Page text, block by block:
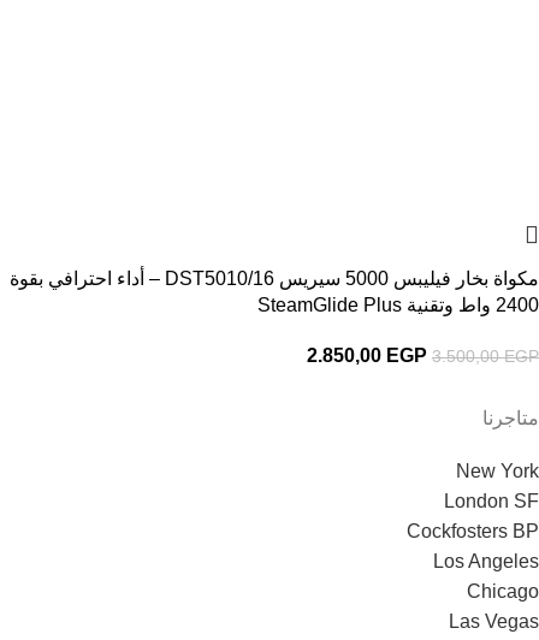
مكواة بخار فيليبس 5000 سيريس DST5010/16 – أداء احترافي بقوة
2400 واط وتقنية SteamGlide Plus
3.500,00EGP
2.850,00 EGP
متاجرنا
New York
London SF
Cockfosters BP
Los Angeles
Chicago
Las Vegas